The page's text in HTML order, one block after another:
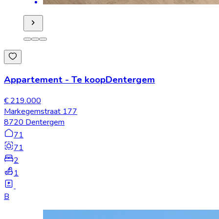
Appartement - Te koopDentergem
€ 219.000
Markegemstraat 177
8720 Dentergem
71
71
2
1
B